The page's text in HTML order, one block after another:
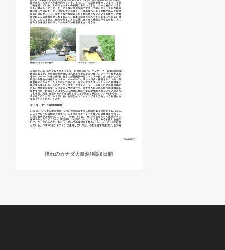
憧れのカナダ大自然物語8日間